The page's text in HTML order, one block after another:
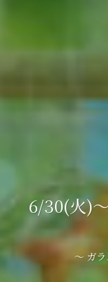
6/30(火)
～ ガ
6/30(火)
～ ガ
6/30(火)
～ ガ